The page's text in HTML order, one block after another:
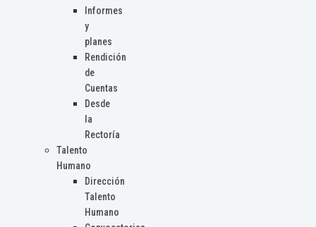
Informes
y
planes
Rendición
de
Cuentas
Desde
la
Rectoría
Talento
Humano
Dirección
Talento
Humano